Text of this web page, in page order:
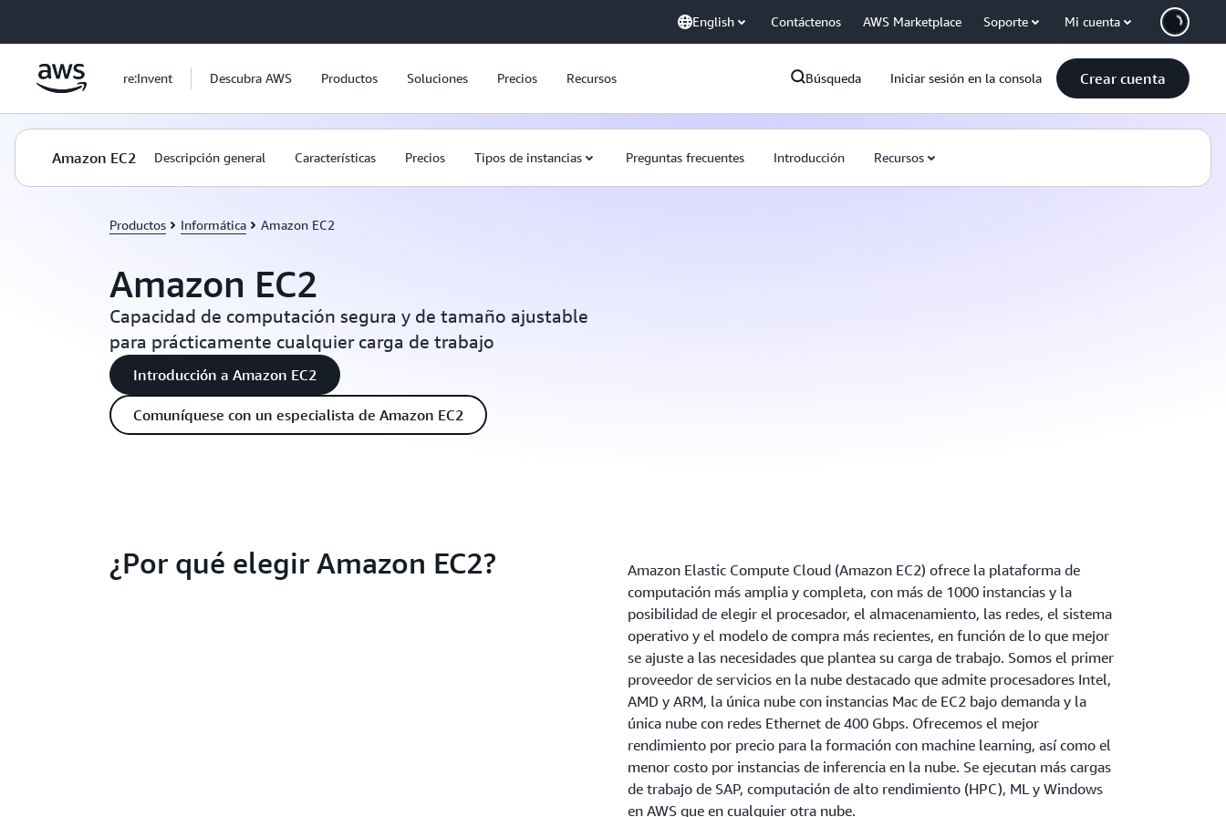
English Contáctenos AWS Marketplace Soporte Mi cuenta
re:Invent Descubra AWS Productos Soluciones Precios Recursos Búsqueda Iniciar sesión en la consola Crear cuenta
Amazon EC2 Descripción general Características Precios Tipos de instancias Preguntas frecuentes Introducción Recursos
Productos Informática Amazon EC2
Amazon EC2
Capacidad de computación segura y de tamaño ajustable
para prácticamente cualquier carga de trabajo
Introducción a Amazon EC2
Comuníquese con un especialista de Amazon EC2
¿Por qué elegir Amazon EC2?
Amazon Elastic Compute Cloud (Amazon EC2) ofrece la plataforma de
computación más amplia y completa, con más de 1000 instancias y la
posibilidad de elegir el procesador, el almacenamiento, las redes, el sistema
operativo y el modelo de compra más recientes, en función de lo que mejor
se ajuste a las necesidades que plantea su carga de trabajo. Somos el primer
proveedor de servicios en la nube destacado que admite procesadores Intel,
AMD y ARM, la única nube con instancias Mac de EC2 bajo demanda y la
única nube con redes Ethernet de 400 Gbps. Ofrecemos el mejor
rendimiento por precio para la formación con machine learning, así como el
menor costo por instancias de inferencia en la nube. Se ejecutan más cargas
de trabajo de SAP, computación de alto rendimiento (HPC), ML y Windows
en AWS que en cualquier otra nube.